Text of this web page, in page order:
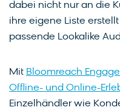
dabei nicht nur an die
ihre eigene Liste
passende Lookalike
Mit Bloomreach
Offline- und Online-
Einzelhändler wie